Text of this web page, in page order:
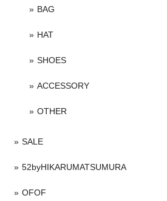
BAG
HAT
SHOES
ACCESSORY
OTHER
SALE
52byHIKARUMATSUMURA
OFOF